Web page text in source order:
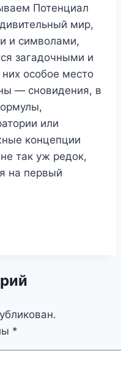
Потенциал
мир,
и символами,
загадочными и
особое место
— сновидения, в
или
концепции
так уж редок,
на первый
*